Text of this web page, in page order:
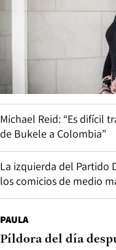
Michael Reid: “Es difícil
de Bukele a Colombia”
La izquierda del Partido
los comicios de medio
PAULA
Píldora del día